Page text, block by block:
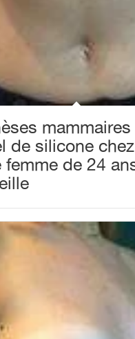
de silicone
femme de 24